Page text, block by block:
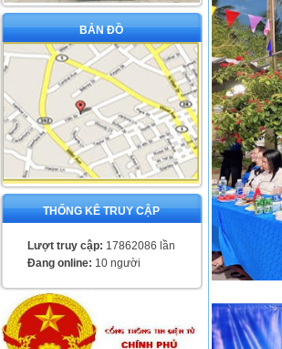
BẢN ĐỒ
THỐNG KÊ TRUY CẬP
Lượt truy cập: 17862086 lần
Đang online: 10 người